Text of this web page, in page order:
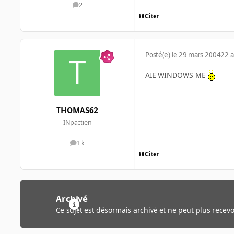
2
messages
Citer
THOMAS62
INpactien
1 k
messages
Posté(e) le 29 mars 200422 a
AIE WINDOWS ME
Citer
Archivé
Ce sujet est désormais archivé et ne peut plus